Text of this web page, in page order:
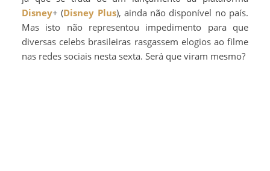
Disney+ (Disney Plus), ainda não disponível no país.
Mas isto não representou impedimento para que
diversas celebs brasileiras rasgassem elogios ao filme
nas redes sociais nesta sexta. Será que viram mesmo?